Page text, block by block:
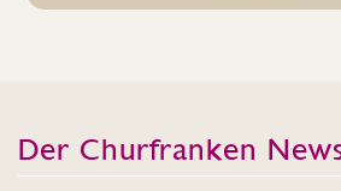
Der Churfranken